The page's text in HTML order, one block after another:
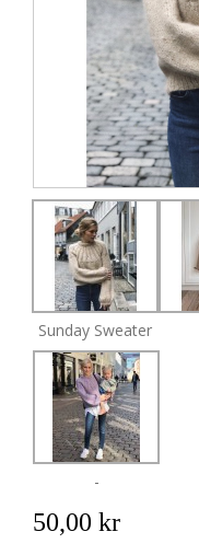
Sunday Sweater
-
50,00 kr